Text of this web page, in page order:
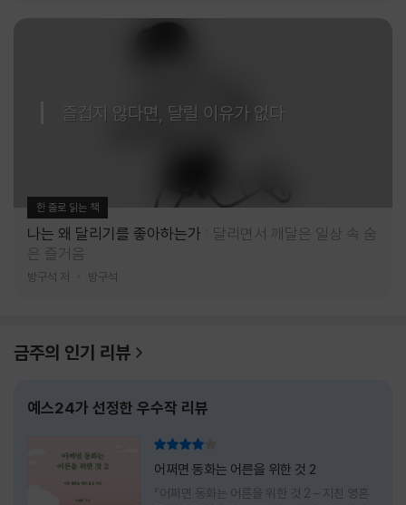
즐겁지 않다면, 달릴 이유가 없다
한 줄로 읽는 책
나는 왜 달리기를 좋아하는가
달리면서 깨달은 일상 속 숨
은 즐거움
방구석 저 방구석
금주의 인기 리뷰
예스24가 선정한 우수작 리뷰
어쩌면 동화는 어른을 위한 것 2
『어쩌면 동화는 어른을 위한 것 2 – 지친 영혼